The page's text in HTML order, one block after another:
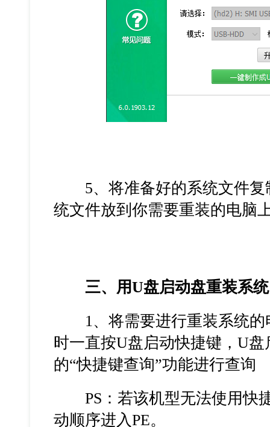
5、将准备好的系统文件复
统文件放到你需要重装的电脑
三、用U盘启动盘重装系统
1、将需要进行重装系统的
时一直按U盘启动快捷键，U
的“快捷键查询”功能进行查询
PS：若该机型无法使用快
动顺序进入PE。